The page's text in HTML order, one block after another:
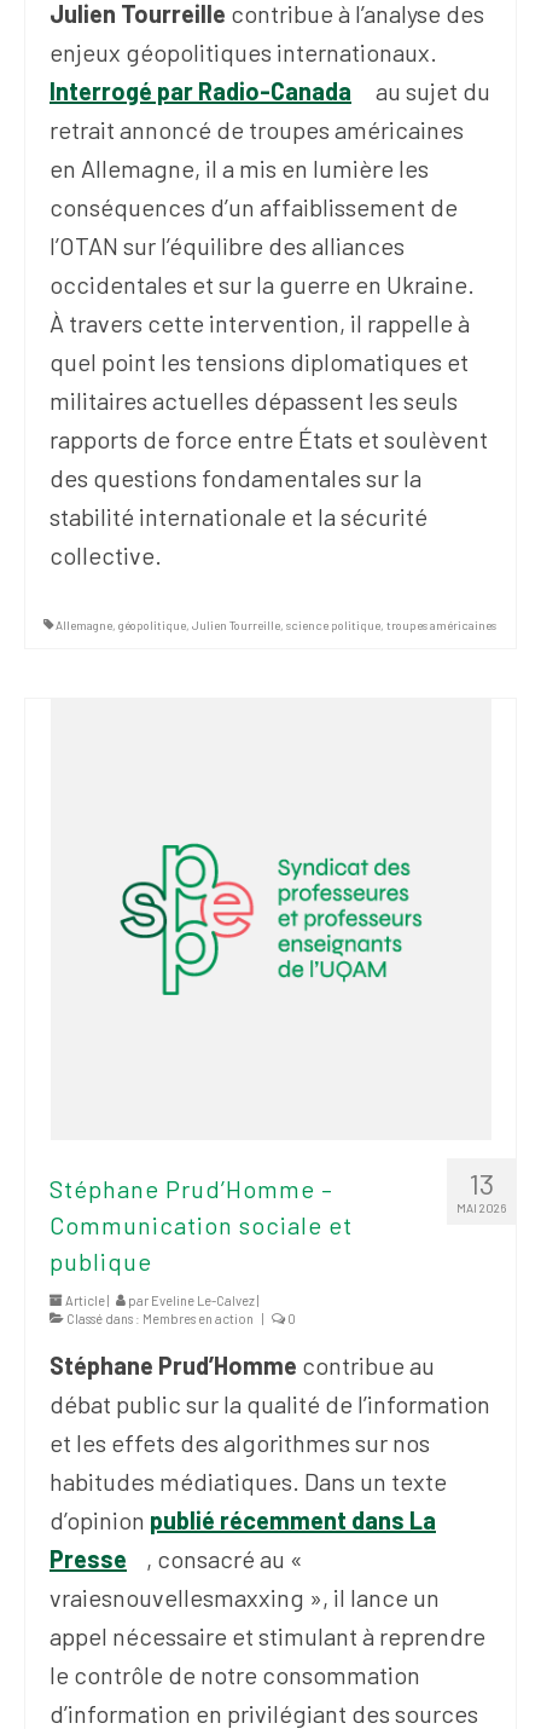
Julien Tourreille contribue à l’analyse des
enjeux géopolitiques internationaux.
Interrogé par Radio-Canada
au sujet du
retrait annoncé de troupes américaines
en Allemagne, il a mis en lumière les
conséquences d’un affaiblissement de
l’OTAN sur l’équilibre des alliances
occidentales et sur la guerre en Ukraine.
À travers cette intervention, il rappelle à
quel point les tensions diplomatiques et
militaires actuelles dépassent les seuls
rapports de force entre États et soulèvent
des questions fondamentales sur la
stabilité internationale et la sécurité
collective.
Allemagne, géopolitique, Julien Tourreille, science politique, troupes américaines
13
MAI 2026
Stéphane Prud’Homme –
Communication sociale et
publique
Article | par Eveline Le-Calvez|
Classé dans : Membres en action | 0
Stéphane Prud’Homme contribue au
débat public sur la qualité de l’information
et les effets des algorithmes sur nos
habitudes médiatiques. Dans un texte
d’opinion publié récemment dans La
Presse
, consacré au «
vraiesnouvellesmaxxing », il lance un
appel nécessaire et stimulant à reprendre
le contrôle de notre consommation
d’information en privilégiant des sources